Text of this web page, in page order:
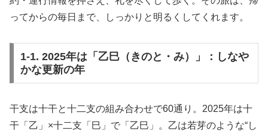
ってからの毎日まで、しっかりと明るくしてくれます。
1-1. 2025年は「乙巳（きのと・み）」：しなや
かな更新の年
干支は十干と十二支の組み合わせで60通り。2025年は十
干「乙」×十二支「巳」で「乙巳」。乙は若芽のような“し